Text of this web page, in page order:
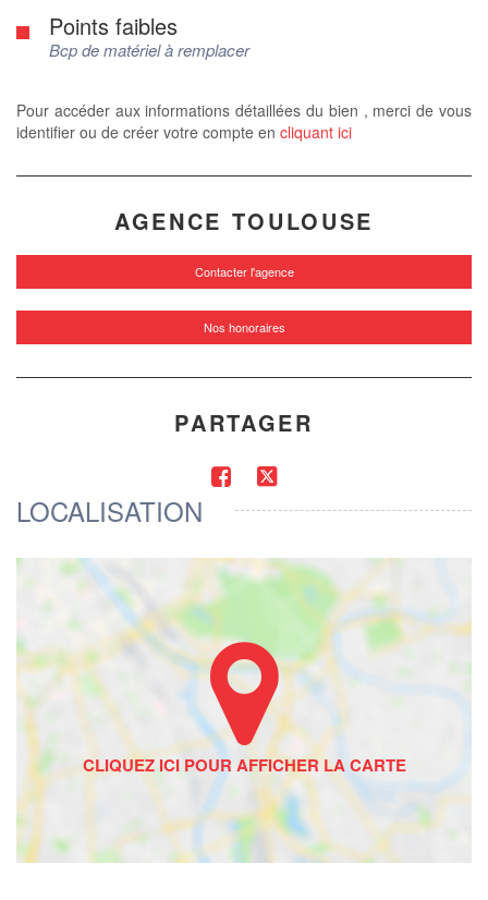
Points faibles
Bcp de matériel à remplacer
Pour accéder aux informations détaillées du bien , merci de vous
identifier ou de créer votre compte en cliquant ici
AGENCE TOULOUSE
Contacter l'agence
Nos honoraires
PARTAGER
LOCALISATION